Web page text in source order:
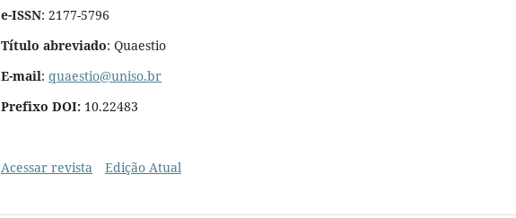
e-ISSN: 2177-5796
Título abreviado: Quaestio
E-mail: quaestio@uniso.br
Prefixo DOI: 10.22483
Acessar revista Edição Atual